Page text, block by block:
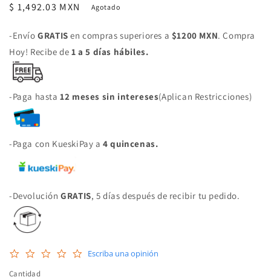
Precio
$ 1,492.03 MXN Agotado
-EnvíoGRATIS en compras superiores a $1200 MXN. Compra
Hoy! Recibe de 1 a 5 días hábiles.
-Paga hasta12 meses sin intereses(Aplican Restricciones)
-Paga con KueskiPay a4 quincenas.
-DevoluciónGRATIS, 5 días después de recibir tu pedido.
0.0
Escriba una opinión
Cantidad